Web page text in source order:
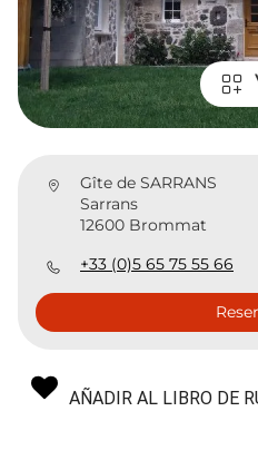
Gîte de SARRANS
Sarrans
12600 Brommat
+33 (0)5 65 75 55 66
AÑADIR AL LIBRO DE